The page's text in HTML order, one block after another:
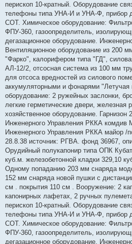
перископ 10-кратный. Оборудование
телефоны типа УНА-И и УНА-Ф, прибор
СОТ. Химическое оборудование:
ФПУ-360, газоопределитель,
дегазационное оборудование.
Вентиляционное оборудование из 200
"Фарко", калорифером типа "ГД",
АЛ-12/2, отсосная система из 100 мм
для отсоса вредностей из силового
аккумуляторными и фонарями
оборудование: 2 ружейных заслонки,
легкие герметические двери, железная
хозяйственное оборудование. Гарнизон
Инженерного Управления РККА комдив
Инженерного Управления РККА майор /
28.8.38 источник: РГВА. фонд 36967,
Орудийный полукапонир типа ОПК
куб.м. железобетонной кладки 329,10
Одному попаданию 203 мм снаряда
152 мм снаряда новой пушки с
см . покрытия 110 см . Вооружение: 2
капонирных лафетах, 2 ручных
перископ 10-кратный. Оборудование
телефоны типа УНА-И и УНА-Ф, прибор
СОТ. Химическое оборудование:
ФПУ-360, газоопределитель,
дегазационное оборудование.